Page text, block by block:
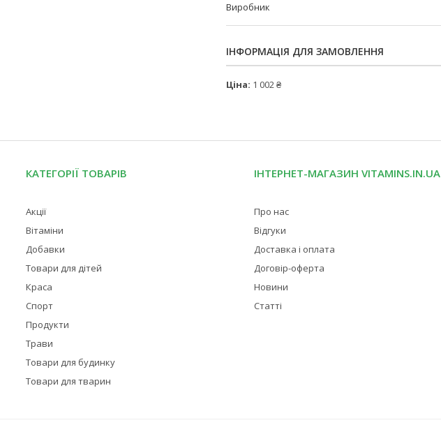
Виробник
ІНФОРМАЦІЯ ДЛЯ ЗАМОВЛЕННЯ
Ціна: 1 002 ₴
КАТЕГОРІЇ ТОВАРІВ
Акції
Вітаміни
Добавки
Товари для дітей
Краса
Спорт
Продукти
Трави
Товари для будинку
Товари для тварин
ІНТЕРНЕТ-МАГАЗИН VITAMINS.IN.UA
Про нас
Відгуки
Доставка і оплата
Договір-оферта
Новини
Статті